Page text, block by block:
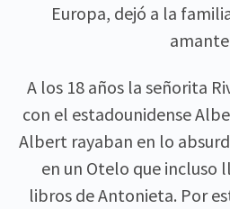
Europa, dejó a la
A los 18 años la señorita
con el estadounidense
Albert rayaban en lo
en un Otelo que incluso
libros de Antonieta. Por